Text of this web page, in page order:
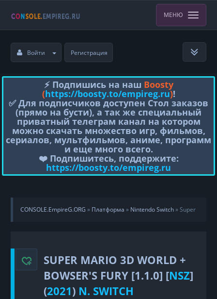
МЕНЮ
Войти Регистрация
⚡️ Подпишись на наш Boosty
(https://boosty.to/empireg.ru)!
✅ Для подписчиков доступен Стол заказов
(прямо на бусти), а так же специальный
приватный телеграм канал на котором
можно скачать множество игр, фильмов,
сериалов, мультфильмов, аниме, программ
и еще много всего.
❤️ Подпишитесь, поддержите:
https://boosty.to/empireg.ru
CONSOLE.EmpireG.ORG » Платформа » Nintendo Switch» Super
SUPER MARIO 3D WORLD +
BOWSER'S FURY [1.1.0] [NSZ]
(2021) N. SWITCH